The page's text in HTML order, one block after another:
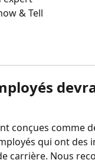
& Tell
conçues comme
qui ont
carrière. Nous